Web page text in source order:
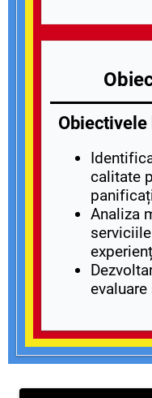
calitate
Analiza